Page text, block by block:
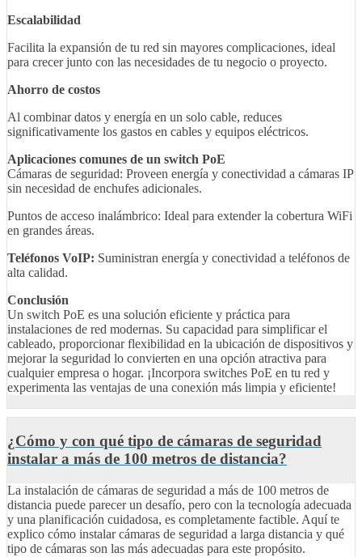
Escalabilidad
Facilita la expansión de tu red sin mayores complicaciones, ideal
para crecer junto con las necesidades de tu negocio o proyecto.
Ahorro de costos
Al combinar datos y energía en un solo cable, reduces
significativamente los gastos en cables y equipos eléctricos.
Aplicaciones comunes de un switch PoE
Cámaras de seguridad: Proveen energía y conectividad a cámaras IP
sin necesidad de enchufes adicionales.
Puntos de acceso inalámbrico: Ideal para extender la cobertura WiFi
en grandes áreas.
Teléfonos VoIP: Suministran energía y conectividad a teléfonos de
alta calidad.
Conclusión
Un switch PoE es una solución eficiente y práctica para
instalaciones de red modernas. Su capacidad para simplificar el
cableado, proporcionar flexibilidad en la ubicación de dispositivos y
mejorar la seguridad lo convierten en una opción atractiva para
cualquier empresa o hogar. ¡Incorpora switches PoE en tu red y
experimenta las ventajas de una conexión más limpia y eficiente!
¿Cómo y con qué tipo de cámaras de seguridad
instalar a más de 100 metros de distancia?
La instalación de cámaras de seguridad a más de 100 metros de
distancia puede parecer un desafío, pero con la tecnología adecuada
y una planificación cuidadosa, es completamente factible. Aquí te
explico cómo instalar cámaras de seguridad a larga distancia y qué
tipo de cámaras son las más adecuadas para este propósito.